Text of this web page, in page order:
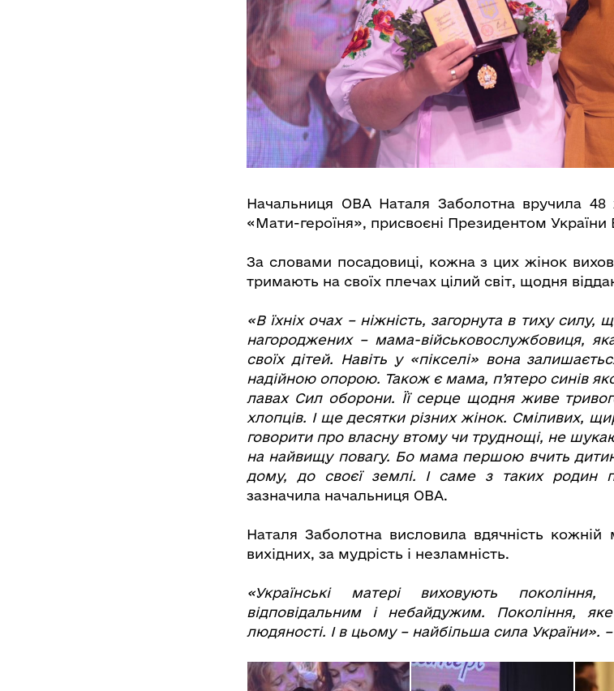
Начальниця ОВА Наталя Заболотна вручила 48
«Мати-героїня», присвоєні Президентом
За словами посадовиці, кожна з цих жінок
тримають на своїх плечах цілий світ, щодня
«В їхніх очах – ніжність, загорнута в тиху
нагороджених – мама-військовослужбовиця,
своїх дітей. Навіть у «пікселі» вона
надійною опорою. Також є мама, п’ятеро синів
лавах Сил оборони. Її серце щодня живе
хлопців. І ще десятки різних жінок. Сміливих,
говорити про власну втому чи труднощі, не
на найвищу повагу. Бо мама першою вчить
дому, до своєї землі. І саме з таких родин
зазначила начальниця ОВА.
Наталя Заболотна висловила вдячність
вихідних, за мудрість і незламність.
«Українські матері виховують
відповідальним і небайдужим. Покоління,
людяності. І в цьому – найбільша сила України». –